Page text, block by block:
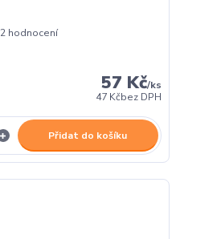
2 hodnocení
57 Kč/ks
47 Kčbez DPH
Přidat do košíku